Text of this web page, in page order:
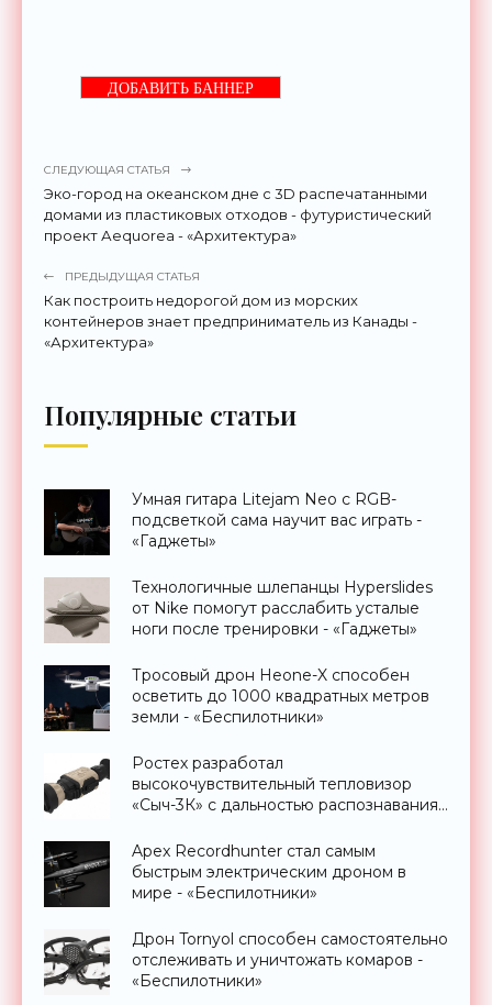
ДОБАВИТЬ БАННЕР
СЛЕДУЮЩАЯ СТАТЬЯ
Эко-город на океанском дне с 3D распечатанными
домами из пластиковых отходов - футуристический
проект Аequorea - «Архитектура»
ПРЕДЫДУЩАЯ СТАТЬЯ
Как построить недорогой дом из морских
контейнеров знает предприниматель из Канады -
«Архитектура»
Популярные статьи
Умная гитара Litejam Neo с RGB-
подсветкой сама научит вас играть -
«Гаджеты»
Технологичные шлепанцы Hyperslides
от Nike помогут расслабить усталые
ноги после тренировки - «Гаджеты»
Тросовый дрон Heone-X способен
осветить до 1000 квадратных метров
земли - «Беспилотники»
Ростех разработал
высокочувствительный тепловизор
«Сыч-3К» с дальностью распознавания
Apex Recordhunter стал самым
быстрым электрическим дроном в
мире - «Беспилотники»
Дрон Tornyol способен самостоятельно
отслеживать и уничтожать комаров -
«Беспилотники»